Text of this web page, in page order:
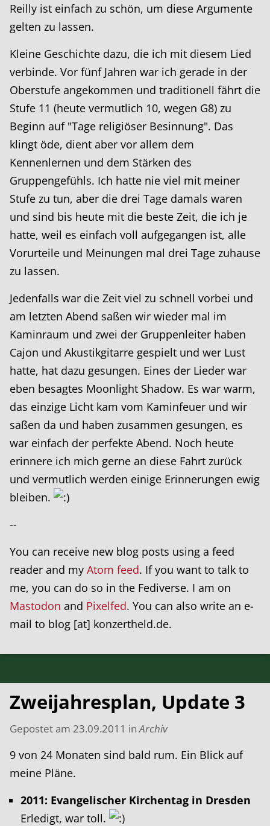
Reilly ist einfach zu schön, um diese Argumente
gelten zu lassen.
Kleine Geschichte dazu, die ich mit diesem Lied
verbinde. Vor fünf Jahren war ich gerade in der
Oberstufe angekommen und traditionell fährt die
Stufe 11 (heute vermutlich 10, wegen G8) zu
Beginn auf "Tage religiöser Besinnung". Das
klingt öde, dient aber vor allem dem
Kennenlernen und dem Stärken des
Gruppengefühls. Ich hatte nie viel mit meiner
Stufe zu tun, aber die drei Tage damals waren
und sind bis heute mit die beste Zeit, die ich je
hatte, weil es einfach voll aufgegangen ist, alle
Vorurteile und Meinungen mal drei Tage zuhause
zu lassen.
Jedenfalls war die Zeit viel zu schnell vorbei und
am letzten Abend saßen wir wieder mal im
Kaminraum und zwei der Gruppenleiter haben
Cajon und Akustikgitarre gespielt und wer Lust
hatte, hat dazu gesungen. Eines der Lieder war
eben besagtes Moonlight Shadow. Es war warm,
das einzige Licht kam vom Kaminfeuer und wir
saßen da und haben zusammen gesungen, es
war einfach der perfekte Abend. Noch heute
erinnere ich mich gerne an diese Fahrt zurück
und vermutlich werden einige Erinnerungen ewig
bleiben.
--
You can receive new blog posts using a feed
reader and my Atom feed. If you want to talk to
me, you can do so in the Fediverse. I am on
Mastodon and Pixelfed. You can also write an e-
mail to blog [at] konzertheld.de.
Zweijahresplan, Update 3
Gepostet am 23.09.2011 inArchiv
9 von 24 Monaten sind bald rum. Ein Blick auf
meine Pläne.
2011: Evangelischer Kirchentag in Dresden
Erledigt, war toll.